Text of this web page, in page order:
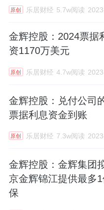
原创 乐居财经 5.7w阅读
金辉控股：2024票据
资1170万美元
原创 乐居财经 4.7w阅读
金辉控股：兑付公司
票据利息资金到账
原创 乐居财经 7.3w阅读
金辉控股：金辉集团
京金辉锦江提供最多
保